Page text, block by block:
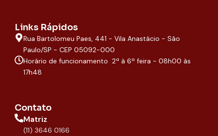
o
o
k
-
f
g
r
a
m
p n
Links Rápidos
Rua Bartolomeu Paes, 441 - Vila Anastácio - São
Paulo/SP - CEP 05092-000
Horário de funcionamento 2ª à 6ª feira - 08h00 às
17h48
Contato
Matriz
(11) 3646 0166